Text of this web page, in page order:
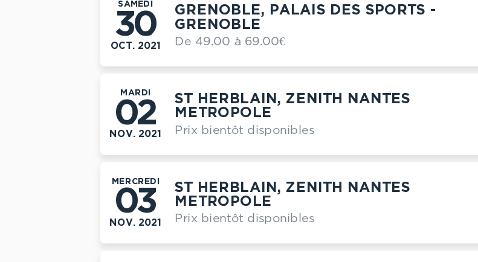
SAMEDI
30
OCT. 2021
GRENOBLE, PALAIS DES SPORTS -
GRENOBLE
De 49.00 à 69.00€
MARDI
02
NOV. 2021
ST HERBLAIN, ZENITH NANTES
METROPOLE
Prix bientôt disponibles
MERCREDI
03
NOV. 2021
ST HERBLAIN, ZENITH NANTES
METROPOLE
Prix bientôt disponibles